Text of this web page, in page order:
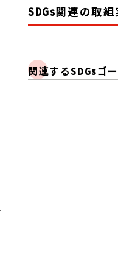
SDGs関連の取組
関連するSDGsゴ